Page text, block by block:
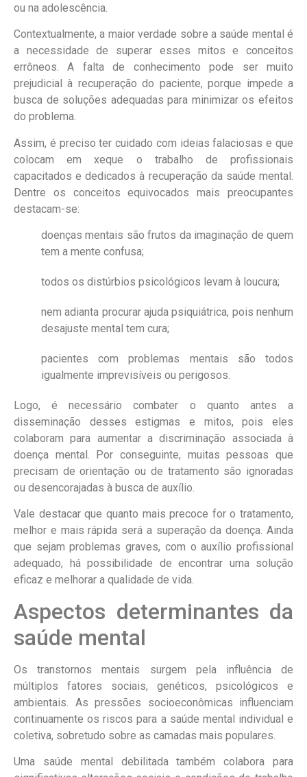
ou na adolescência.
Contextualmente, a maior verdade sobre a saúde mental é
a necessidade de superar esses mitos e conceitos
errôneos. A falta de conhecimento pode ser muito
prejudicial à recuperação do paciente, porque impede a
busca de soluções adequadas para minimizar os efeitos
do problema.
Assim, é preciso ter cuidado com ideias falaciosas e que
colocam em xeque o trabalho de profissionais
capacitados e dedicados à recuperação da saúde mental.
Dentre os conceitos equivocados mais preocupantes
destacam-se:
doenças mentais são frutos da imaginação de quem
tem a mente confusa;
todos os distúrbios psicológicos levam à loucura;
nem adianta procurar ajuda psiquiátrica, pois nenhum
desajuste mental tem cura;
pacientes com problemas mentais são todos
igualmente imprevisíveis ou perigosos.
Logo, é necessário combater o quanto antes a
disseminação desses estigmas e mitos, pois eles
colaboram para aumentar a discriminação associada à
doença mental. Por conseguinte, muitas pessoas que
precisam de orientação ou de tratamento são ignoradas
ou desencorajadas à busca de auxílio.
Vale destacar que quanto mais precoce for o tratamento,
melhor e mais rápida será a superação da doença. Ainda
que sejam problemas graves, com o auxílio profissional
adequado, há possibilidade de encontrar uma solução
eficaz e melhorar a qualidade de vida.
Aspectos determinantes da
saúde mental
Os transtornos mentais surgem pela influência de
múltiplos fatores sociais, genéticos, psicológicos e
ambientais. As pressões socioeconômicas influenciam
continuamente os riscos para a saúde mental individual e
coletiva, sobretudo sobre as camadas mais populares.
Uma saúde mental debilitada também colabora para